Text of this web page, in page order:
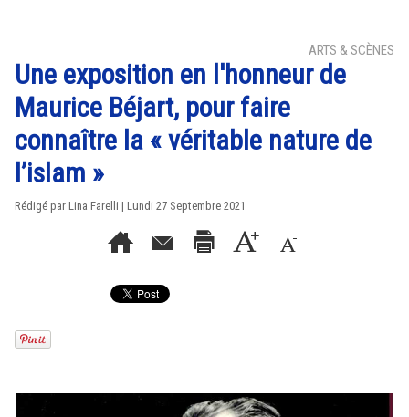
ARTS & SCÈNES
Une exposition en l'honneur de
Maurice Béjart, pour faire
connaître la « véritable nature de
l’islam »
Rédigé par Lina Farelli | Lundi 27 Septembre 2021